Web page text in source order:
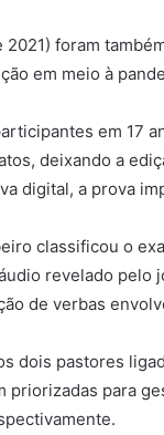
foram
em meio à
em 17
deixando a
digital, a prova
classificou o
revelado pelo
de verbas
dois pastores
priorizadas para